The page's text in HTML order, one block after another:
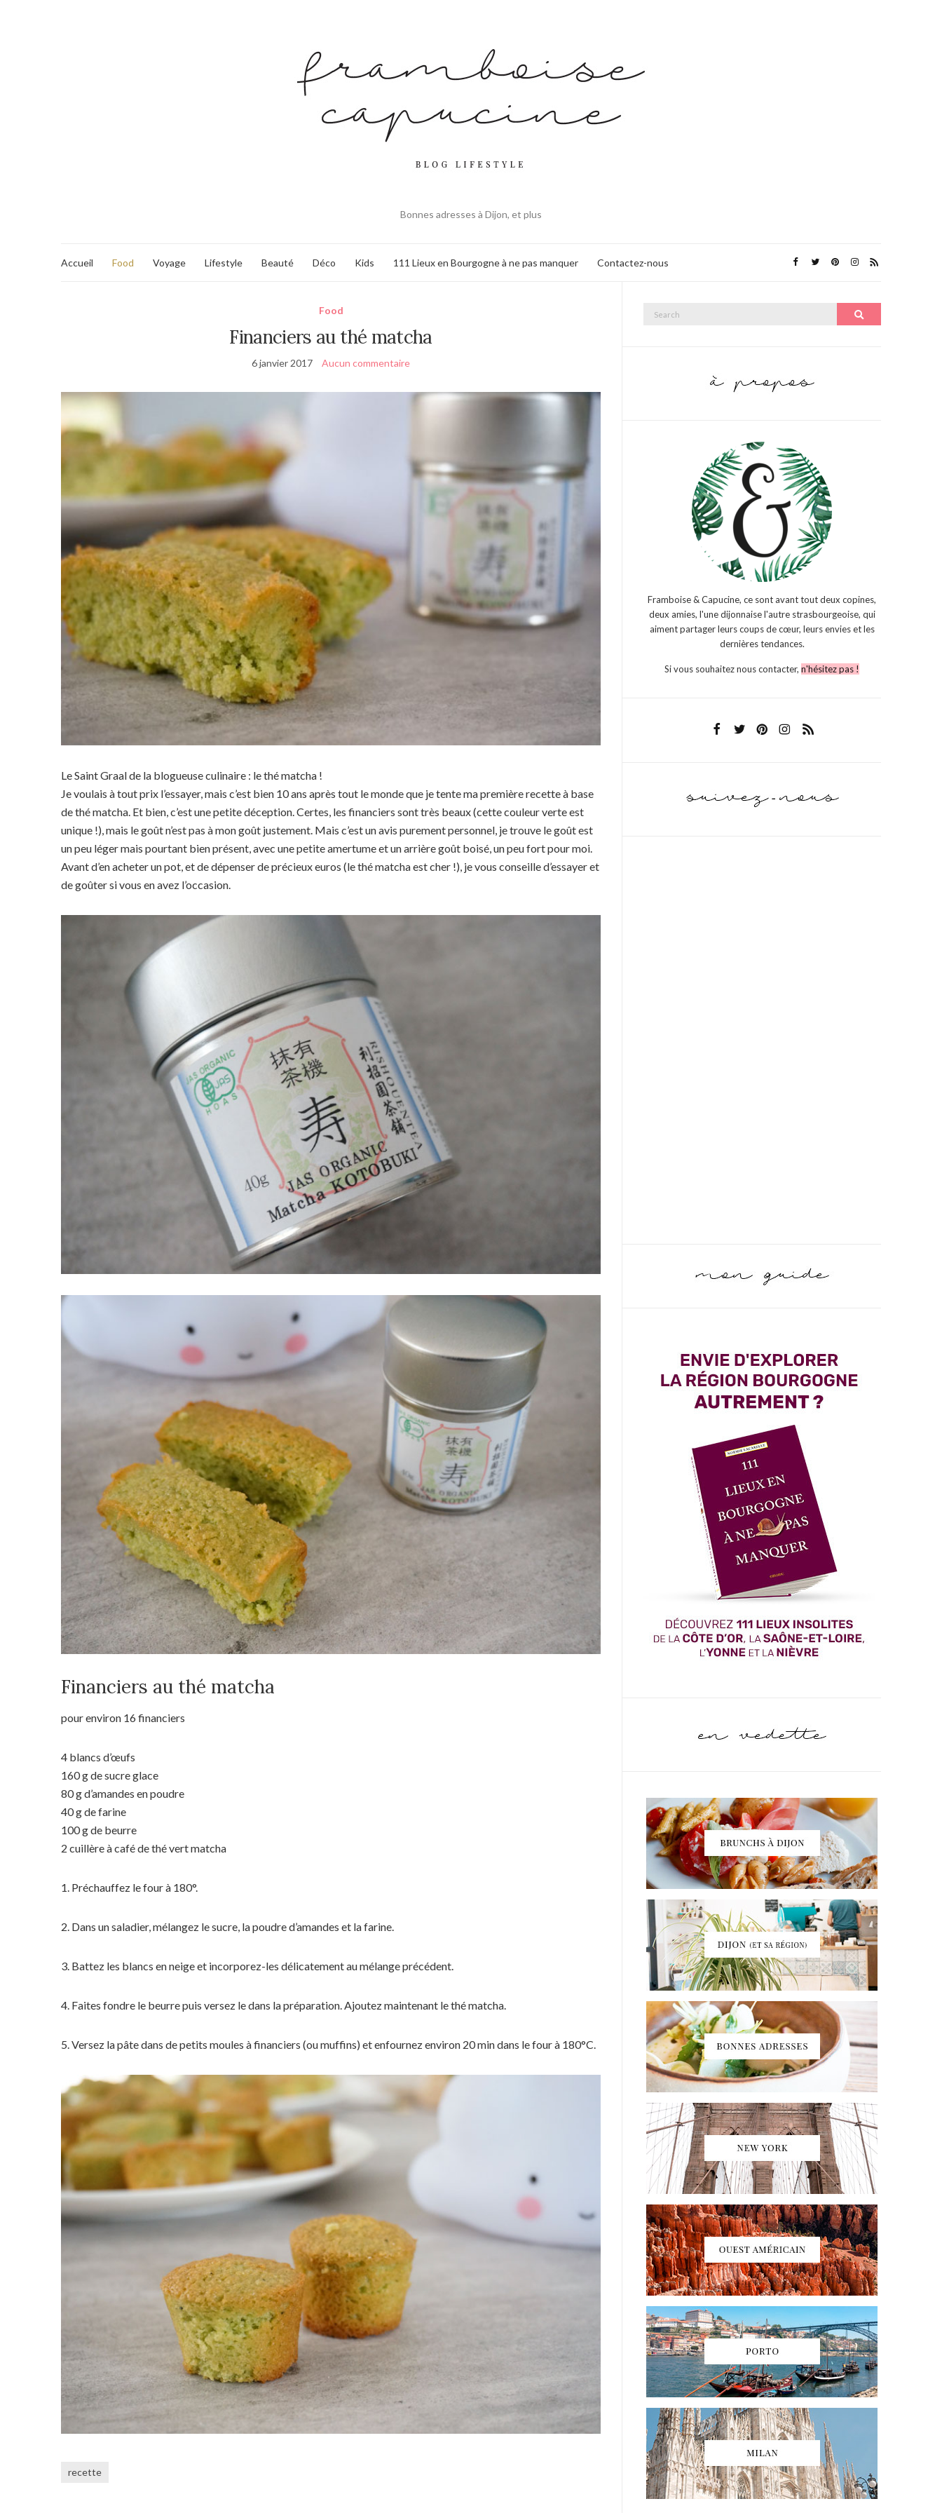
Bonnes adresses à Dijon, et plus
Accueil Food Voyage Lifestyle Beauté Déco Kids 111 Lieux en Bourgogne à ne pas manquer Contactez-nous
Food
Financiers au thé matcha
6 janvier 2017 Aucun commentaire
Le Saint Graal de la blogueuse culinaire : le thé matcha !
Je voulais à tout prix l’essayer, mais c’est bien 10 ans après tout le monde que je tente ma première recette à base
de thé matcha. Et bien, c’est une petite déception. Certes, les financiers sont très beaux (cette couleur verte est
unique !), mais le goût n’est pas à mon goût justement. Mais c’est un avis purement personnel, je trouve le goût est
un peu léger mais pourtant bien présent, avec une petite amertume et un arrière goût boisé, un peu fort pour moi.
Avant d’en acheter un pot, et de dépenser de précieux euros (le thé matcha est cher !), je vous conseille d’essayer et
de goûter si vous en avez l’occasion.
Financiers au thé matcha
pour environ 16 financiers
4 blancs d’œufs
160 g de sucre glace
80 g d’amandes en poudre
40 g de farine
100 g de beurre
2 cuillère à café de thé vert matcha
1. Préchauffez le four à 180°.
2. Dans un saladier, mélangez le sucre, la poudre d’amandes et la farine.
3. Battez les blancs en neige et incorporez-les délicatement au mélange précédent.
4. Faites fondre le beurre puis versez le dans la préparation. Ajoutez maintenant le thé matcha.
5. Versez la pâte dans de petits moules à financiers (ou muffins) et enfournez environ 20 min dans le four à 180°C.
recette
Search
Framboise & Capucine, ce sont avant tout deux copines,
deux amies, l'une dijonnaise l'autre strasbourgeoise, qui
aiment partager leurs coups de cœur, leurs envies et les
dernières tendances.
Si vous souhaitez nous contacter,n'hésitez pas !